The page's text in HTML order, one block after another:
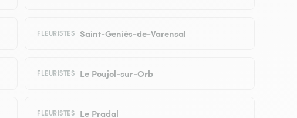
FLEURISTES Saint-Geniès-de-Varensal
FLEURISTES Le Poujol-sur-Orb
FLEURISTES Le Pradal